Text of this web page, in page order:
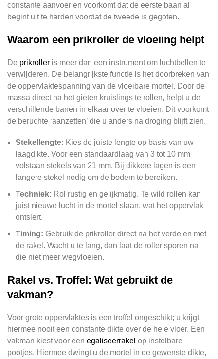
constante aanvoer en voorkomt dat de eerste baan al
begint uit te harden voordat de tweede is gegoten.
Waarom een prikroller de vloeiing helpt
De prikroller is meer dan een instrument om luchtbellen te
verwijderen. De belangrijkste functie is het doorbreken van
de oppervlaktespanning van de vloeibare mortel. Door de
massa direct na het gieten kruislings te rollen, helpt u de
verschillende banen in elkaar over te vloeien. Dit voorkomt
de beruchte ‘aanzetten’ die u anders na droging blijft zien.
Stekellengte: Kies de juiste lengte op basis van uw
laagdikte. Voor een standaardlaag van 3 tot 10 mm
volstaan stekels van 21 mm. Bij dikkere lagen is een
langere stekel nodig om de bodem te bereiken.
Techniek: Rol rustig en gelijkmatig. Te wild rollen kan
juist nieuwe lucht in de mortel slaan, wat het oppervlak
ontsiert.
Timing: Gebruik de prikroller direct na het verdelen met
de rakel. Wacht u te lang, dan laat de roller sporen na
die niet meer wegvloeien.
Rakel vs. Troffel: Wat gebruikt de
vakman?
Voor grote oppervlaktes is een troffel ongeschikt; u krijgt
hiermee nooit een constante dikte over de hele vloer. Een
vakman kiest voor een egaliseerrakel op instelbare
pootjes. Hiermee dwingt u de mortel in de gewenste dikte,